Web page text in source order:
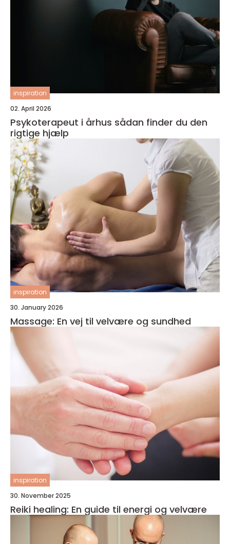
inspiration
02. April 2026
Psykoterapeut i århus sådan finder du den
rigtige hjælp
inspiration
30. January 2026
Massage: En vej til velvære og sundhed
inspiration
30. November 2025
Reiki healing: En guide til energi og velvære